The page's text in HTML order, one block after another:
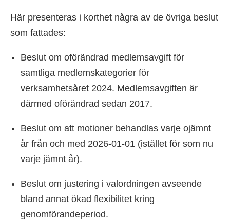
Här presenteras i korthet några av de övriga beslut
som fattades:
Beslut om oförändrad medlemsavgift för
samtliga medlemskategorier för
verksamhetsåret 2024. Medlemsavgiften är
därmed oförändrad sedan 2017.
Beslut om att motioner behandlas varje ojämnt
år från och med 2026-01-01 (istället för som nu
varje jämnt år).
Beslut om justering i valordningen avseende
bland annat ökad flexibilitet kring
genomförandeperiod.